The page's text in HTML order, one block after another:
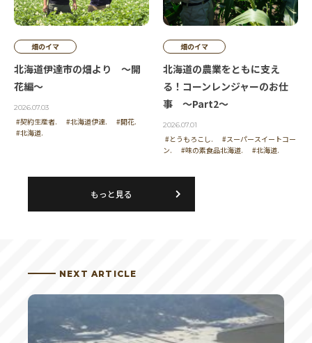
畑のイマ
北海道伊達市の畑より ～開
花編～
2026.07.03
#契約生産者. #北海道伊達.
#開花.
#北海道.
畑のイマ
北海道の農業をともに支え
る！コーンレンジャーのお仕
事 ～Part2～
2026.07.01
#とうもろこし.
#スーパースイートコー
ン.
#味の素食品北海道. #北海道.
もっと見る
NEXT ARTICLE